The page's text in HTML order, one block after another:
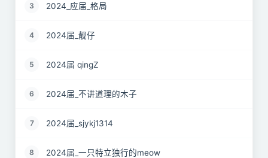
3 2024_应届_格局
4 2024届_靓仔
5 2024届 qingZ
6 2024届_不讲道理的木子
7 2024届_sjykj1314
8 2024届_一只特立独行的meow